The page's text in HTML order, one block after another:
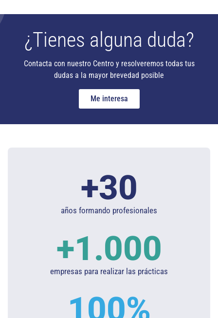
¿Tienes alguna duda?
Contacta con nuestro Centro y resolveremos todas tus
dudas a la mayor brevedad posible
Me interesa
años formando profesionales
+30
empresas para realizar las prácticas
+1.000
100%